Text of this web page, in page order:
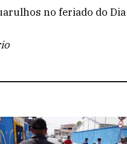
no feriado do